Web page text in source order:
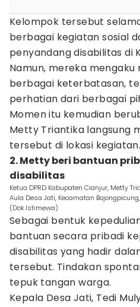
Kelompok tersebut
berbagai kegiatan sosial
penyandang disabilitas di
Namun, mereka
berbagai keterbatasan,
perhatian dari berbagai
Momen itu kemudian
Metty Triantika langsung
tersebut di lokasi kegiatan.
2. Metty beri bantuan
disabilitas
Ketua DPRD Kabupaten Cianjur, Metty
Aula Desa Jati, Kecamatan
(Dok.Istimewa)
Sebagai bentuk
bantuan secara pribadi
disabilitas yang hadir
tersebut. Tindakan
tepuk tangan warga.
Kepala Desa Jati, Tedi